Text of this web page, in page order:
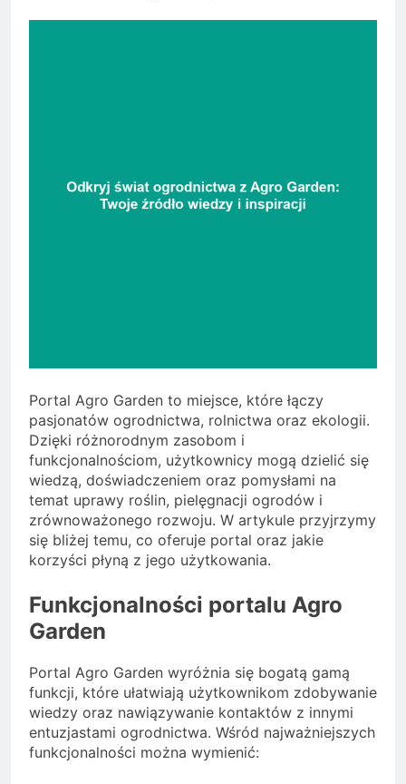
Portal Agro Garden to miejsce, które łączy
pasjonatów ogrodnictwa, rolnictwa oraz ekologii.
Dzięki różnorodnym zasobom i
funkcjonalnościom, użytkownicy mogą dzielić się
wiedzą, doświadczeniem oraz pomysłami na
temat uprawy roślin, pielęgnacji ogrodów i
zrównoważonego rozwoju. W artykule przyjrzymy
się bliżej temu, co oferuje portal oraz jakie
korzyści płyną z jego użytkowania.
Funkcjonalności portalu Agro
Garden
Portal Agro Garden wyróżnia się bogatą gamą
funkcji, które ułatwiają użytkownikom zdobywanie
wiedzy oraz nawiązywanie kontaktów z innymi
entuzjastami ogrodnictwa. Wśród najważniejszych
funkcjonalności można wymienić: